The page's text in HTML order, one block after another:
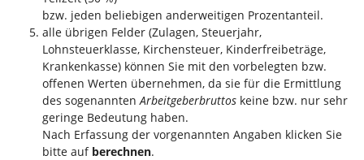
bzw. jeden beliebigen anderweitigen Prozentanteil.
alle übrigen Felder (Zulagen, Steuerjahr,
Lohnsteuerklasse, Kirchensteuer, Kinderfreibeträge,
Krankenkasse) können Sie mit den vorbelegten bzw.
offenen Werten übernehmen, da sie für die Ermittlung
des sogenannten Arbeitgeberbruttos keine bzw. nur sehr
geringe Bedeutung haben.
Nach Erfassung der vorgenannten Angaben klicken Sie
bitte auf berechnen.